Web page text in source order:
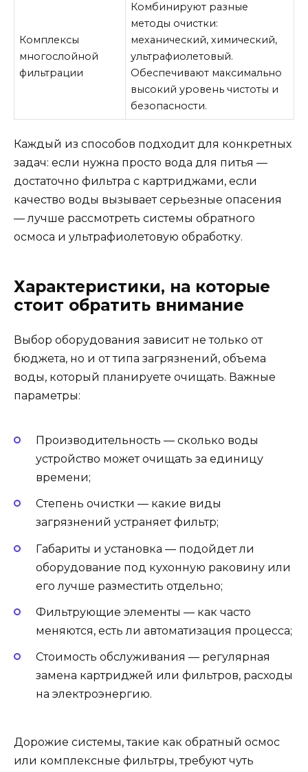
Комплексы
многослойной
фильтрации
Комбинируют разные
методы очистки:
механический, химический,
ультрафиолетовый.
Обеспечивают максимально
высокий уровень чистоты и
безопасности.
Каждый из способов подходит для конкретных
задач: если нужна просто вода для питья —
достаточно фильтра с картриджами, если
качество воды вызывает серьезные опасения
— лучше рассмотреть системы обратного
осмоса и ультрафиолетовую обработку.
Характеристики, на которые
стоит обратить внимание
Выбор оборудования зависит не только от
бюджета, но и от типа загрязнений, объема
воды, который планируете очищать. Важные
параметры:
Производительность — сколько воды
устройство может очищать за единицу
времени;
Степень очистки — какие виды
загрязнений устраняет фильтр;
Габариты и установка — подойдет ли
оборудование под кухонную раковину или
его лучше разместить отдельно;
Фильтрующие элементы — как часто
меняются, есть ли автоматизация процесса;
Стоимость обслуживания — регулярная
замена картриджей или фильтров, расходы
на электроэнергию.
Дорожие системы, такие как обратный осмос
или комплексные фильтры, требуют чуть